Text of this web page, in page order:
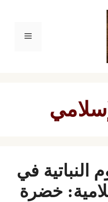
القائمة
النباتية في
خضرة